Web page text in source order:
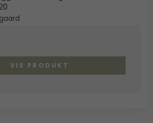
VIS PRODUKT